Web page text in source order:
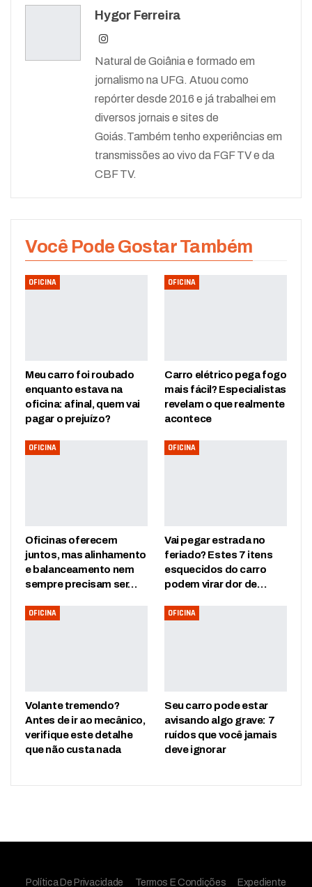
Hygor Ferreira
Natural de Goiânia e formado em
jornalismo na UFG. Atuou como
repórter desde 2016 e já trabalhei em
diversos jornais e sites de
Goiás.Também tenho experiências em
transmissões ao vivo da FGF TV e da
CBF TV.
Você Pode Gostar Também
OFICINA
Meu carro foi roubado
enquanto estava na
oficina: afinal, quem vai
pagar o prejuízo?
OFICINA
Carro elétrico pega fogo
mais fácil? Especialistas
revelam o que realmente
acontece
OFICINA
Oficinas oferecem
juntos, mas alinhamento
e balanceamento nem
sempre precisam ser…
OFICINA
Vai pegar estrada no
feriado? Estes 7 itens
esquecidos do carro
podem virar dor de…
OFICINA
Volante tremendo?
Antes de ir ao mecânico,
verifique este detalhe
que não custa nada
OFICINA
Seu carro pode estar
avisando algo grave: 7
ruídos que você jamais
deve ignorar
Política De Privacidade Termos E Condições Expediente